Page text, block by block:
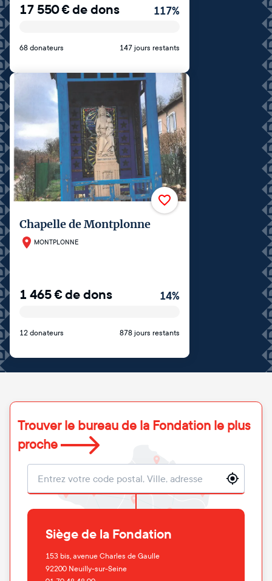
17 550€de dons 117%
68 donateurs 147 jours restants
Chapelle de Montplonne
MONTPLONNE
1 465€de dons 14%
12 donateurs 878 jours restants
Trouver le bureau de la Fondation le plus
proche
Localisation
Siège de la Fondation
153 bis, avenue Charles de Gaulle
92200 Neuilly-sur-Seine